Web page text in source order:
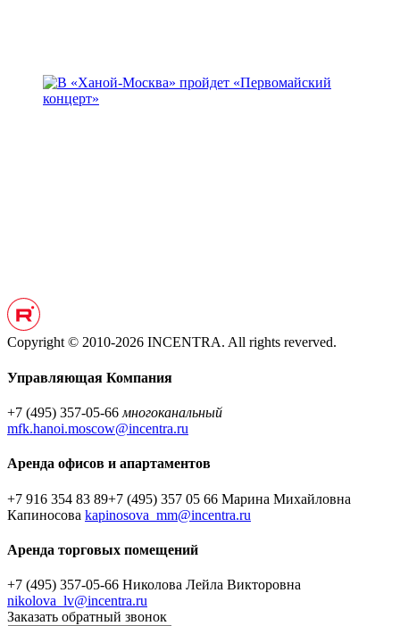
Copyright © 2010-2026 INCENTRA. All rights reverved.
Управляющая Компания
+7 (495) 357-05-66 многоканальный
mfk.hanoi.moscow@incentra.ru
Аренда офисов и апартаментов
+7 916 354 83 89+7 (495) 357 05 66 Марина Михайловна
Капиносова kapinosova_mm@incentra.ru
Аренда торговых помещений
+7 (495) 357-05-66 Николова Лейла Викторовна
nikolova_lv@incentra.ru
Заказать обратный звонок